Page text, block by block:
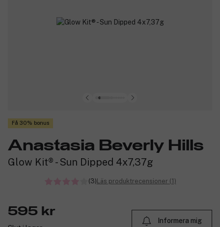
Få 30% bonus
Anastasia Beverly Hills
Glow Kit® - Sun Dipped 4x7,37g
(3)Läs produktrecensioner (1)
595 kr
Informera mig